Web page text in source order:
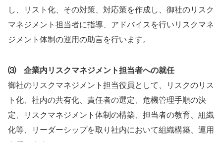
し、リスト化、その対策、対応策を作成し、御社のリスク
マネジメント担当者に指導、アドバイスを行いリスクマネ
ジメント体制の運用の助言を行います。
⑶ 企業内リスクマネジメント担当者への就任
御社のリスクマネジメント担当役員として、リスクのリス
ト化、社内の共有化、責任者の選定、危機管理手順の決
定、リスクマネジメント体制の構築、担当者の教育、組織
化等、リーダーシップを取り社内において組織構築、運用